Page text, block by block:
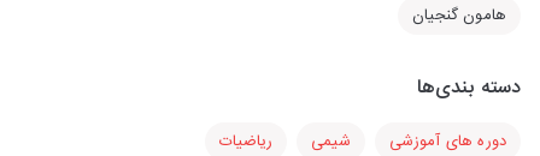
هامون گنجیان
دسته بندی‌ها
دوره های آموزشی شیمی ریاضیات